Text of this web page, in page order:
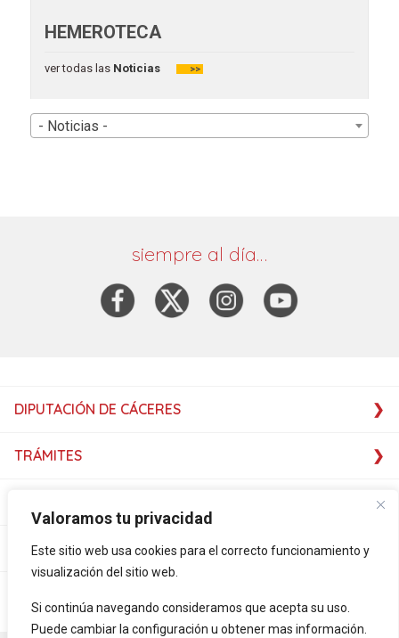
Valoramos tu privacidad
Este sitio web usa cookies para el correcto funcionamiento y
visualización del sitio web.
Si continúa navegando consideramos que acepta su uso.
Puede cambiar la configuración u obtener mas información.
HEMEROTECA
ver todas lasNoticias >>
- Noticias -
siempre al día…
DIPUTACIÓN DE CÁCERES
TRÁMITES
SERVICIOS